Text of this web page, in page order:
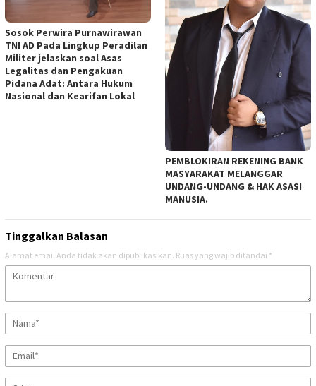
Sosok Perwira Purnawirawan
TNI AD Pada Lingkup Peradilan
Militer jelaskan soal Asas
Legalitas dan Pengakuan
Pidana Adat: Antara Hukum
Nasional dan Kearifan Lokal
PEMBLOKIRAN REKENING BANK
MASYARAKAT MELANGGAR
UNDANG-UNDANG & HAK ASASI
MANUSIA.
Tinggalkan Balasan
Alamat email Anda tidak akan dipublikasikan. Ruas yang wajib ditandai *